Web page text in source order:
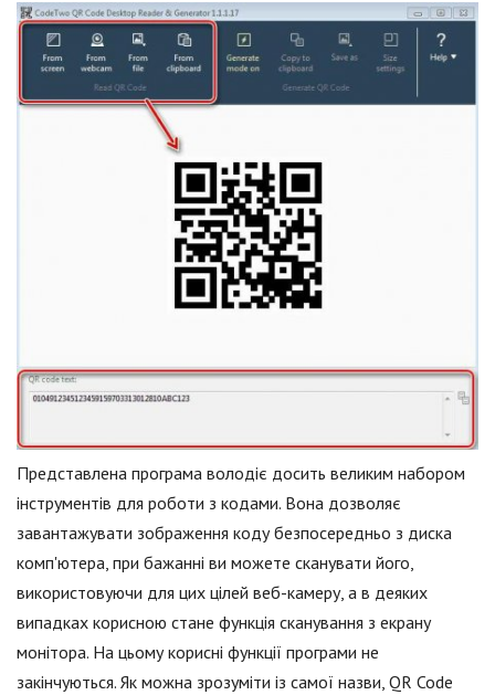
Представлена програма володіє досить великим набором
інструментів для роботи з кодами. Вона дозволяє
завантажувати зображення коду безпосередньо з диска
комп'ютера, при бажанні ви можете сканувати його,
використовуючи для цих цілей веб-камеру, а в деяких
випадках корисною стане функція сканування з екрану
монітора. На цьому корисні функції програми не
закінчуються. Як можна зрозуміти із самої назви, QR Code